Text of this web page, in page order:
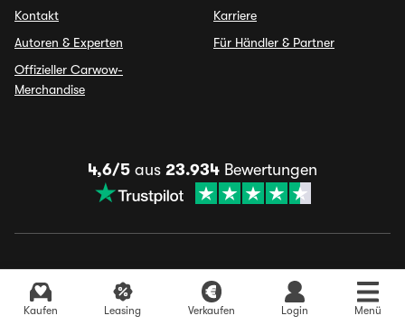
Kaufen Leasing Verkaufen Login Menü
Kontakt
Autoren & Experten
Offizieller Carwow-
Merchandise
Karriere
Für Händler & Partner
4,6/5 aus 23.934 Bewertungen
NutzungsbedingungenCookies verwaltenESG PoliceDatenschutz
Barrierefreiheitserklärung
Impressum